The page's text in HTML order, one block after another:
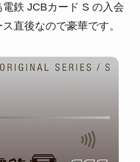
鉄 JCBカード S の入会
直後なので豪華です。